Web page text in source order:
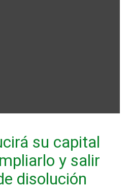
su capital
y salir
disolución